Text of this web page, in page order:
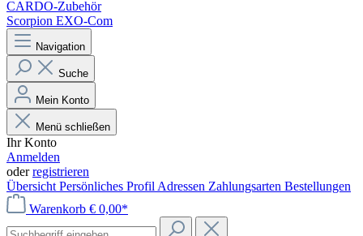
CARDO-Zubehör
Scorpion EXO-Com
Navigation
Suche
Mein Konto
Menü schließen
Ihr Konto
Anmelden
oderregistrieren
Übersicht Persönliches Profil Adressen Zahlungsarten Bestellungen
Warenkorb € 0,00*